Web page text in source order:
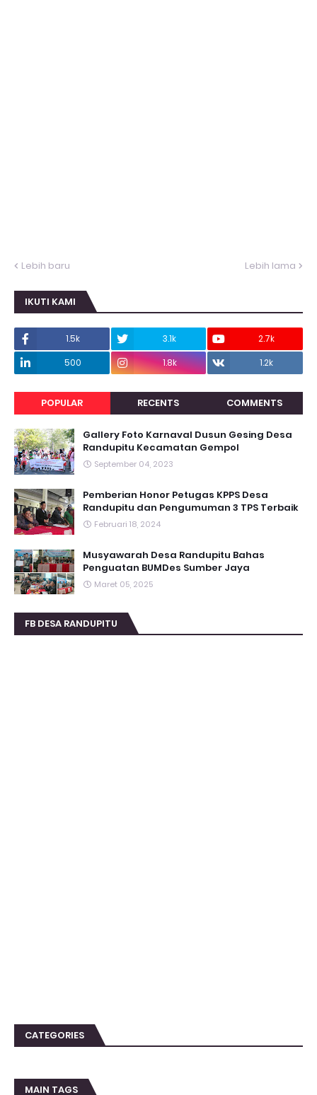
Lebih baru Lebih lama
IKUTI KAMI
1.5k 3.1k
2.7k
500
1.8k 1.2k
POPULAR RECENTS COMMENTS
Gallery Foto Karnaval Dusun Gesing Desa
Randupitu Kecamatan Gempol
September 04, 2023
Pemberian Honor Petugas KPPS Desa
Randupitu dan Pengumuman 3 TPS Terbaik
Februari 18, 2024
Musyawarah Desa Randupitu Bahas
Penguatan BUMDes Sumber Jaya
Maret 05, 2025
FB DESA RANDUPITU
CATEGORIES
MAIN TAGS